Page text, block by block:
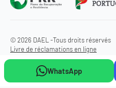
© 2026 DAEL -Tous droits réservés
Livre de réclamations en ligne
WhatsApp